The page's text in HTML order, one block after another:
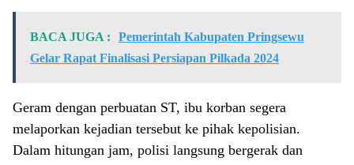
BACA JUGA :
Pemerintah Kabupaten Pringsewu
Gelar Rapat Finalisasi Persiapan Pilkada 2024
Geram dengan perbuatan ST, ibu korban segera
melaporkan kejadian tersebut ke pihak kepolisian.
Dalam hitungan jam, polisi langsung bergerak dan